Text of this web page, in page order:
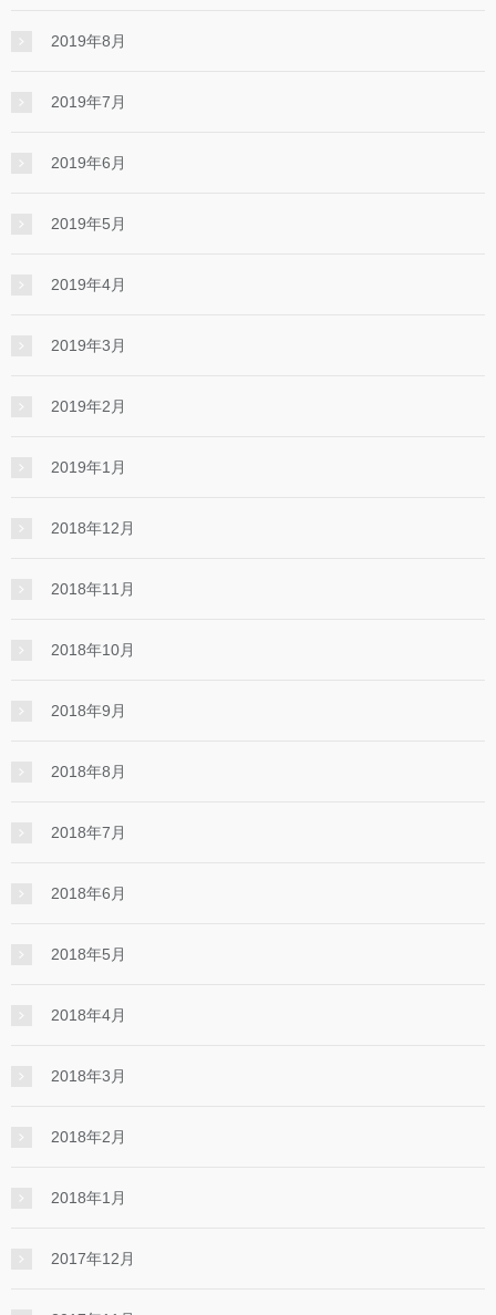
2019年8月
2019年7月
2019年6月
2019年5月
2019年4月
2019年3月
2019年2月
2019年1月
2018年12月
2018年11月
2018年10月
2018年9月
2018年8月
2018年7月
2018年6月
2018年5月
2018年4月
2018年3月
2018年2月
2018年1月
2017年12月